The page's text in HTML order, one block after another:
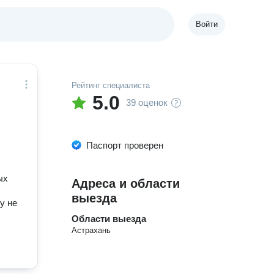
Войти
не
Рейтинг специалиста
5.0 39 оценок
Паспорт проверен
Адреса и области
выезда
Области выезда
Астрахань